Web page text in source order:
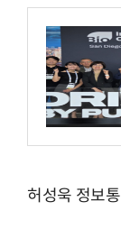
허성욱 정보